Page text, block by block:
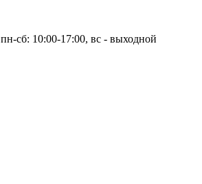
пн-сб: 10:00-17:00, вс - выходной